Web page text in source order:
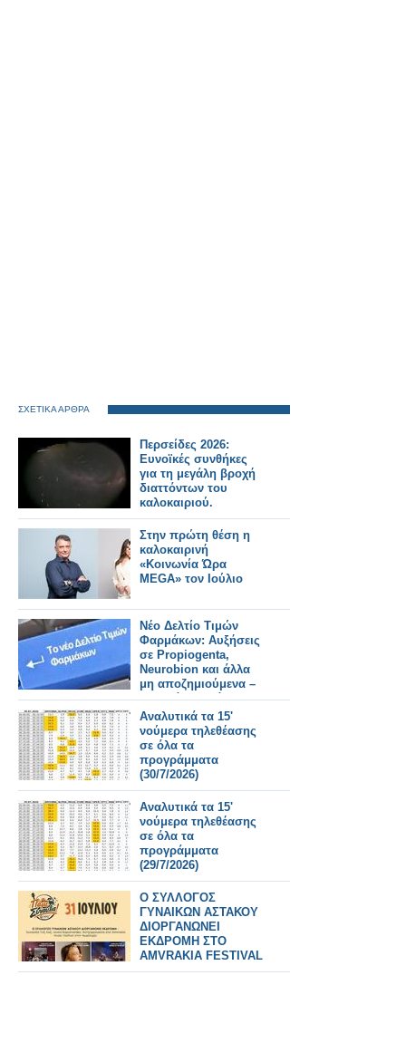
ΣΧΕΤΙΚΑ ΑΡΘΡΑ
Περσείδες 2026:
Ευνοϊκές συνθήκες
για τη μεγάλη βροχή
διαττόντων του
καλοκαιριού.
Στην πρώτη θέση η
καλοκαιρινή
«Κοινωνία Ώρα
MEGA» τον Ιούλιο
Νέο Δελτίο Τιμών
Φαρμάκων: Αυξήσεις
σε Propiogenta,
Neurobion και άλλα
μη αποζημιούμενα –
Τι αλλάζει από
31/7/2026
Αναλυτικά τα 15'
νούμερα τηλεθέασης
σε όλα τα
προγράμματα
(30/7/2026)
Αναλυτικά τα 15'
νούμερα τηλεθέασης
σε όλα τα
προγράμματα
(29/7/2026)
Ο ΣΥΛΛΟΓΟΣ
ΓΥΝΑΙΚΩΝ ΑΣΤΑΚΟΥ
ΔΙΟΡΓΑΝΩΝΕΙ
ΕΚΔΡΟΜΗ ΣΤΟ
AMVRAKIA FESTIVAL
ΣΤΙΣ 31/7/2026 ΣΤΗ